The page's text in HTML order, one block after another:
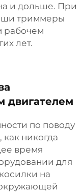
и дольше. При
триммеры
рабочем
лет.
двигателем
по поводу
никогда
время
для
на
окружающей